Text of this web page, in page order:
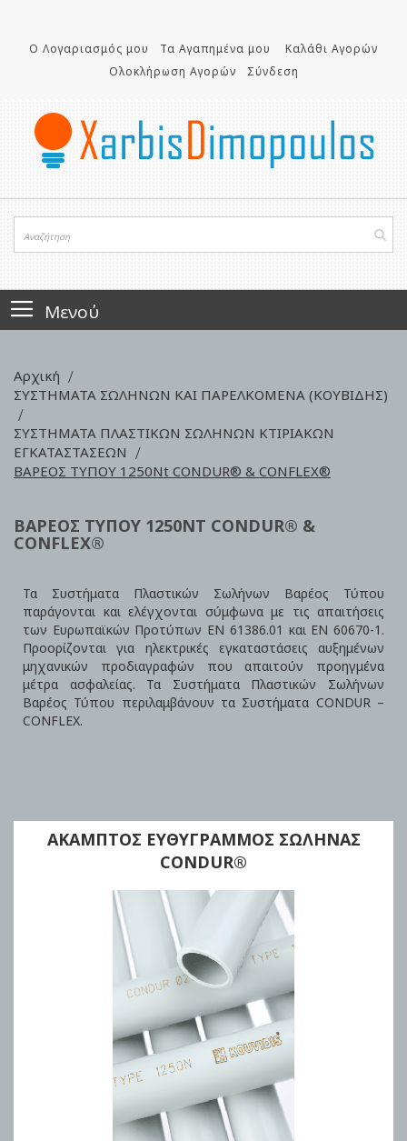
περιεχόμενο
Ο Λογαριασμός μου Τα Αγαπημένα μου
Καλάθι Αγορών
Ολοκλήρωση Αγορών
Σύνδεση
Μενού
Αρχική
ΣΥΣΤΗΜΑΤΑ ΣΩΛΗΝΩΝ ΚΑΙ ΠΑΡΕΛΚΟΜΕΝΑ (ΚΟΥΒΙΔΗΣ)
ΣΥΣΤΗΜΑΤΑ ΠΛΑΣΤΙΚΩΝ ΣΩΛΗΝΩΝ ΚΤΙΡΙΑΚΩΝ
ΕΓΚΑΤΑΣΤΑΣΕΩΝ
ΒΑΡΕΟΣ ΤΥΠΟΥ 1250Νt CONDUR® & CONFLEX®
ΒΑΡΕΟΣ ΤΥΠΟΥ 1250ΝT CONDUR® &
CONFLEX®
Τα Συστήματα Πλαστικών Σωλήνων Βαρέος Τύπου
παράγονται και ελέγχονται σύμφωνα με τις απαιτήσεις
των Ευρωπαϊκών Προτύπων ΕΝ 61386.01 και ΕΝ 60670-1.
Προορίζονται για ηλεκτρικές εγκαταστάσεις αυξημένων
μηχανικών προδιαγραφών που απαιτούν προηγμένα
μέτρα ασφαλείας. Τα Συστήματα Πλαστικών Σωλήνων
Βαρέος Τύπου περιλαμβάνουν τα Συστήματα CONDUR –
CONFLEX.
AKAMΠΤΟΣ ΕΥΘΥΓΡΑΜΜΟΣ ΣΩΛΗΝΑΣ
CONDUR®